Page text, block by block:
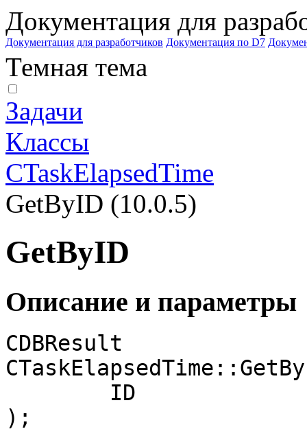
Документация для
Документация для разработчиков Документация по D7
Темная тема
Задачи
Классы
CTaskElapsedTime
GetByID (10.0.5)
GetByID
Описание и параметры
CDBResult
);